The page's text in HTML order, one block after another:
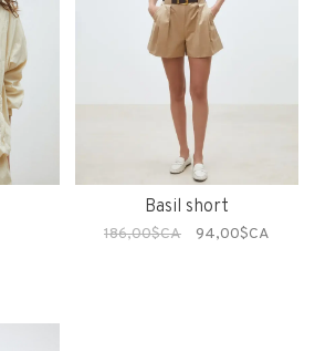
Basil short
186,00$CA 94,00$CA